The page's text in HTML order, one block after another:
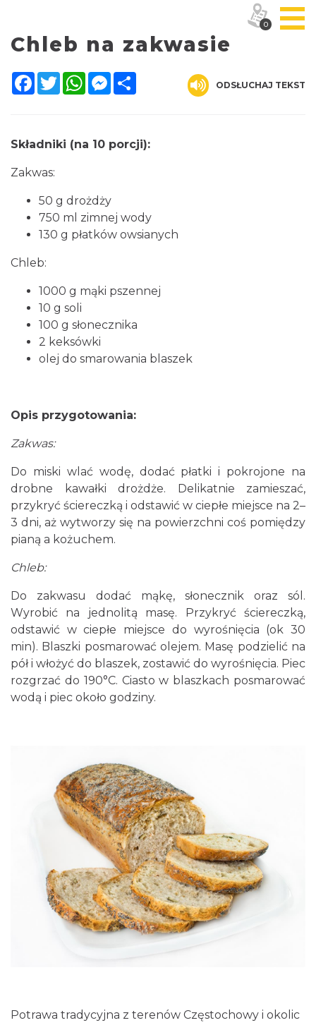
Chleb na zakwasie
Facebook
TwitterWhatsAppMessenger
ODSŁUCHAJ TEKST
Składniki (na 10 porcji):
Zakwas:
50 g drożdży
750 ml zimnej wody
130 g płatków owsianych
Chleb:
1000 g mąki pszennej
10 g soli
100 g słonecznika
2 keksówki
olej do smarowania blaszek
Opis przygotowania:
Zakwas:
Do miski wlać wodę, dodać płatki i pokrojone na
drobne kawałki drożdże. Delikatnie zamieszać,
przykryć ściereczką i odstawić w ciepłe miejsce na 2–
3 dni, aż wytworzy się na powierzchni coś pomiędzy
pianą a kożuchem.
Chleb:
Do zakwasu dodać mąkę, słonecznik oraz sól.
Wyrobić na jednolitą masę. Przykryć ściereczką,
odstawić w ciepłe miejsce do wyrośnięcia (ok 30
min). Blaszki posmarować olejem. Masę podzielić na
pół i włożyć do blaszek, zostawić do wyrośnięcia. Piec
rozgrzać do 190°C. Ciasto w blaszkach posmarować
wodą i piec około godziny.
Potrawa tradycyjna z terenów Częstochowy i okolic
0